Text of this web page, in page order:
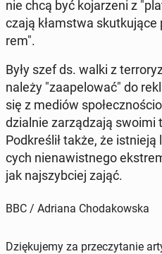
nie chcą być ko­ja­rze­ni z
cza­ją kłam­stwa
rem".
Były szef ds. walki z
należy "za­ape­lo­wać" do
się z mediów
dzial­nie za­rzą­dza­ją swoimi
Pod­kre­ślił także, że
cych nie­na­wist­ne­go
jak naj­szyb­ciej zająć.
BBC / Adriana Chodakowska
Dziękujemy za przeczytanie